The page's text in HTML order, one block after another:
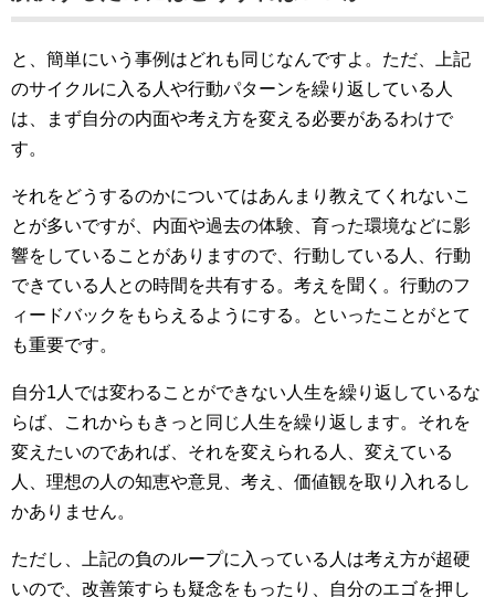
と、簡単にいう事例はどれも同じなんですよ。ただ、上記
のサイクルに入る人や行動パターンを繰り返している人
は、まず自分の内面や考え方を変える必要があるわけで
す。
それをどうするのかについてはあんまり教えてくれないこ
とが多いですが、内面や過去の体験、育った環境などに影
響をしていることがありますので、行動している人、行動
できている人との時間を共有する。考えを聞く。行動のフ
ィードバックをもらえるようにする。といったことがとて
も重要です。
自分1人では変わることができない人生を繰り返しているな
らば、これからもきっと同じ人生を繰り返します。それを
変えたいのであれば、それを変えられる人、変えている
人、理想の人の知恵や意見、考え、価値観を取り入れるし
かありません。
ただし、上記の負のループに入っている人は考え方が超硬
いので、改善策すらも疑念をもったり、自分のエゴを押し